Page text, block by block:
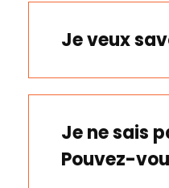
Je veux
Je ne sais
Pouvez-